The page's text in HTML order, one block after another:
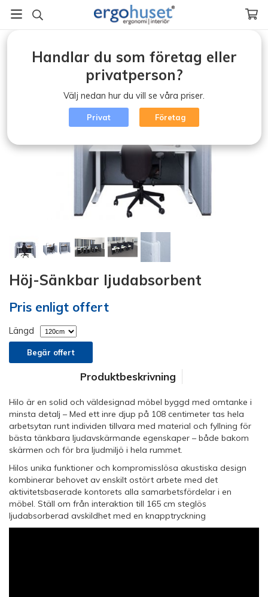
Höj-Sänkbar ljudabsorbent
Höj-Sänkbar ljudabsorbent
Pris enligt offert
Längd
Begär offert
Produktbeskrivning
Hilo är en solid och väldesignad möbel byggd med omtanke i
minsta detalj – Med ett inre djup på 108 centimeter tas hela
arbetsytan runt individen tillvara med material och fyllning för
bästa tänkbara ljudavskärmande egenskaper – både bakom
skärmen och för bra ljudmiljö i hela rummet.
Hilos unika funktioner och kompromisslösa akustiska design
kombinerar behovet av enskilt ostört arbete med det
aktivitetsbaserade kontorets alla samarbetsfördelar i en
möbel. Ställ om från interaktion till 165 cm steglös
ljudabsorberad avskildhet med en knapptryckning
Handlar du som företag eller
privatperson?
Välj nedan hur du vill se våra priser.
Privat Företag